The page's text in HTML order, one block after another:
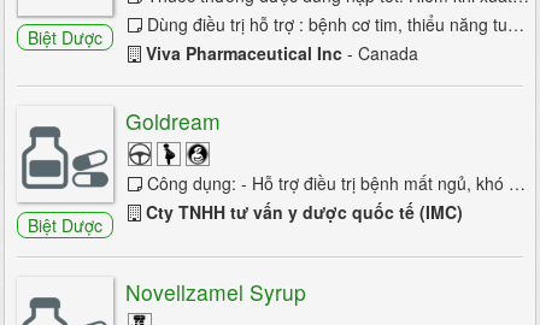
Đau thần kinh tọa
Bại não trẻ em
Chấn thương sọ não
Hội chứng ống cổ tay
HC mệt mỏi mạn
Hoa mắt chóng mặt
Biệt Dược
Dùng điều trị hỗ trợ : bệnh cơ tim, thiểu năng tuần hoàn, bệnh thiếu máu ở tim, tăng huyết áp động mạch, chứng loạn nhịp đi kèm thiểu ...
Viva Pharmaceutical Inc - Canada
Biệt Dược
Goldream
Công dụng: - Hỗ trợ điều trị bệnh mất ngủ, khó ngủ, ngủ không sâu. - Giúp đem lại giấc ngủ tự nhiên và cải thiện chất lượng giấc ...
Cty TNHH tư vấn y dược quốc tế (IMC)
Novellzamel Syrup